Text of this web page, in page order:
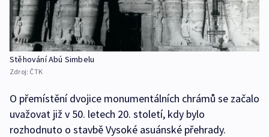
Stěhování Abú Simbelu
Zdroj: ČTK
O přemístění dvojice monumentálních chrámů se začalo
uvažovat již v 50. letech 20. století, kdy bylo
rozhodnuto o stavbě Vysoké asuánské přehrady.